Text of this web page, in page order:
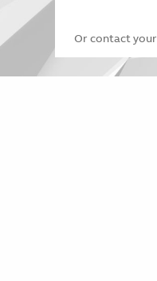
Or contact your